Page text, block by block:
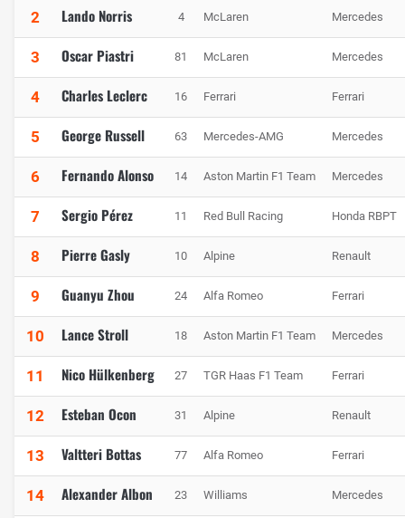
2 Lando Norris 4 McLaren Mercedes
3 Oscar Piastri 81 McLaren Mercedes
4 Charles Leclerc 16 Ferrari Ferrari
5 George Russell 63 Mercedes-AMG Mercedes
6 Fernando Alonso 14 Aston Martin F1 Team Mercedes
7 Sergio Pérez 11 Red Bull Racing Honda RBPT
8 Pierre Gasly 10 Alpine Renault
9 Guanyu Zhou 24 Alfa Romeo Ferrari
10 Lance Stroll 18 Aston Martin F1 Team Mercedes
11 Nico Hülkenberg 27 TGR Haas F1 Team Ferrari
12 Esteban Ocon 31 Alpine Renault
13 Valtteri Bottas 77 Alfa Romeo Ferrari
14 Alexander Albon 23 Williams Mercedes